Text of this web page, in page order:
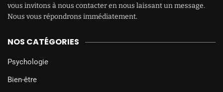
vous invitons à nous contacter en nous laissant un message.
Nous vous répondrons immédiatement.
NOS CATÉGORIES
Psychologie
Bien-être